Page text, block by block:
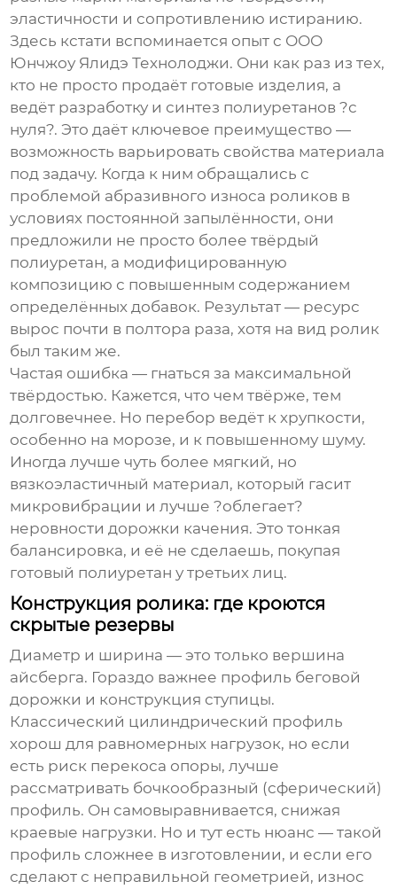
эластичности и сопротивлению истиранию.
Здесь кстати вспоминается опыт с ООО
Юнчжоу Ялидэ Технолоджи. Они как раз из тех,
кто не просто продаёт готовые изделия, а
ведёт разработку и синтез полиуретанов ?с
нуля?. Это даёт ключевое преимущество —
возможность варьировать свойства материала
под задачу. Когда к ним обращались с
проблемой абразивного износа роликов в
условиях постоянной запылённости, они
предложили не просто более твёрдый
полиуретан, а модифицированную
композицию с повышенным содержанием
определённых добавок. Результат — ресурс
вырос почти в полтора раза, хотя на вид ролик
был таким же.
Частая ошибка — гнаться за максимальной
твёрдостью. Кажется, что чем твёрже, тем
долговечнее. Но перебор ведёт к хрупкости,
особенно на морозе, и к повышенному шуму.
Иногда лучше чуть более мягкий, но
вязкоэластичный материал, который гасит
микровибрации и лучше ?облегает?
неровности дорожки качения. Это тонкая
балансировка, и её не сделаешь, покупая
готовый полиуретан у третьих лиц.
Конструкция ролика: где кроются
скрытые резервы
Диаметр и ширина — это только вершина
айсберга. Гораздо важнее профиль беговой
дорожки и конструкция ступицы.
Классический цилиндрический профиль
хорош для равномерных нагрузок, но если
есть риск перекоса опоры, лучше
рассматривать бочкообразный (сферический)
профиль. Он самовыравнивается, снижая
краевые нагрузки. Но и тут есть нюанс — такой
профиль сложнее в изготовлении, и если его
сделают с неправильной геометрией, износ